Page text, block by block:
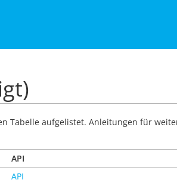
Tabelle aufgelistet. Anleitungen für
API
API